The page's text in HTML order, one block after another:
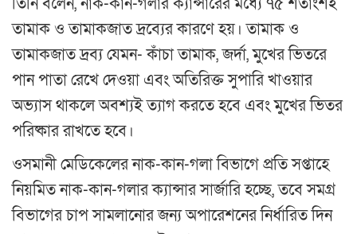
তামাক ও তামাকজাত দ্রব্যের কারণে হয়। তামাক ও
তামাকজাত দ্রব্য যেমন- কাঁচা তামাক, জর্দা, মুখের ভিতরে
পান পাতা রেখে দেওয়া এবং অতিরিক্ত সুপারি খাওয়ার
অভ্যাস থাকলে অবশ্যই ত্যাগ করতে হবে এবং মুখের ভিতর
পরিষ্কার রাখতে হবে।
ওসমানী মেডিকেলের নাক-কান-গলা বিভাগে প্রতি সপ্তাহে
নিয়মিত নাক-কান-গলার ক্যান্সার সার্জারি হচ্ছে, তবে সমগ্র
বিভাগের চাপ সামলানোর জন্য অপারেশনের নির্ধারিত দিন